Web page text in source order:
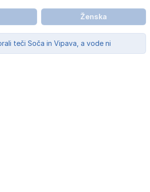
Ženska
teči Soča in Vipava, a vode ni